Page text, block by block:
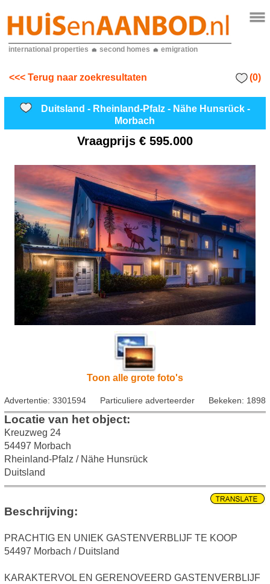
international properties second homes emigration
<<< Terug naar zoekresultaten (0)
Duitsland - Rheinland-Pfalz - Nähe Hunsrück -
Morbach
Vraagprijs € 595.000
Toon alle grote foto's
Advertentie: 3301594 Particuliere adverteerder Bekeken: 1898
Locatie van het object:
Kreuzweg 24
54497 Morbach
Rheinland-Pfalz / Nähe Hunsrück
Duitsland
Beschrijving:
PRACHTIG EN UNIEK GASTENVERBLIJF TE KOOP
54497 Morbach / Duitsland
KARAKTERVOL EN GERENOVEERD GASTENVERBLIJF